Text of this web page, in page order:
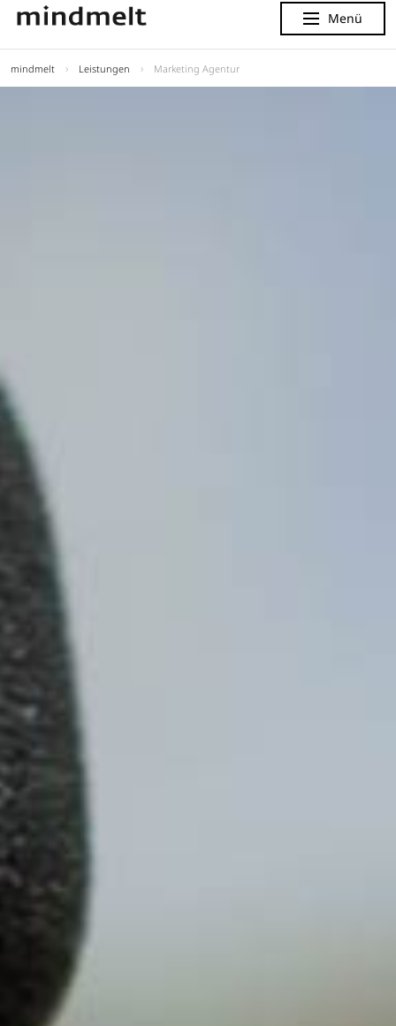
Menu
Menü
mindmelt Leistungen Marketing Agentur